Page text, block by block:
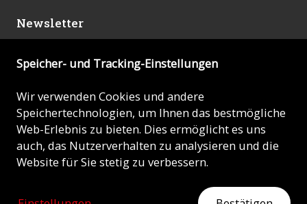
Newsletter
Abonnieren
© 2026 - KIRCHE IN NOT (ACN)
Impressum
Speicher- und Tracking-Einstellungen
Wir verwenden Cookies und andere
Speichertechnologien, um Ihnen das bestmögliche
Web-Erlebnis zu bieten. Dies ermöglicht es uns
auch, das Nutzerverhalten zu analysieren und die
Website für Sie stetig zu verbessern.